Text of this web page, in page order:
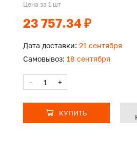
Цена за 1 шт
23 757.34 ₽
Дата доставки: 21 сентября
Самовывоз: 18 сентября
- +
КУПИТЬ